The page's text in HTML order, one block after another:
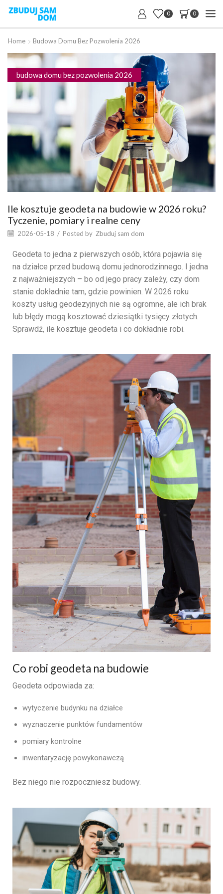
0 0
Home Budowa Domu Bez Pozwolenia 2026
budowa domu bez pozwolenia 2026
Ile kosztuje geodeta na budowie w 2026 roku?
Tyczenie, pomiary i realne ceny
2026-05-18 / Posted by Zbuduj sam dom
Geodeta to jedna z pierwszych osób, która pojawia się
na działce przed budową domu jednorodzinnego. I jedna
z najważniejszych – bo od jego pracy zależy, czy dom
stanie dokładnie tam, gdzie powinien. W 2026 roku
koszty usług geodezyjnych nie są ogromne, ale ich brak
lub błędy mogą kosztować dziesiątki tysięcy złotych.
Sprawdź, ile kosztuje geodeta i co dokładnie robi.
Co robi geodeta na budowie
Geodeta odpowiada za:
wytyczenie budynku na działce
wyznaczenie punktów fundamentów
pomiary kontrolne
inwentaryzację powykonawczą
Bez niego nie rozpoczniesz budowy.